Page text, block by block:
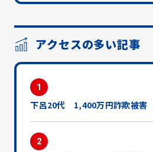
アクセスの多い記事
1
下呂20代 1,400万円詐欺被害
2